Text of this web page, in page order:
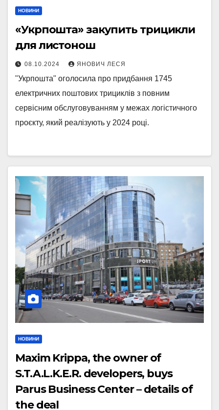
НОВИНИ
«Укрпошта» закупить трицикли
для листонош
08.10.2024 ЯНОВИЧ ЛЕСЯ
"Укрпошта" оголосила про придбання 1745
електричних поштових трициклів з повним
сервісним обслуговуванням у межах логістичного
проєкту, який реалізують у 2024 році.
НОВИНИ
Maxim Krippa, the owner of
S.T.A.L.K.E.R. developers, buys
Parus Business Center – details of
the deal